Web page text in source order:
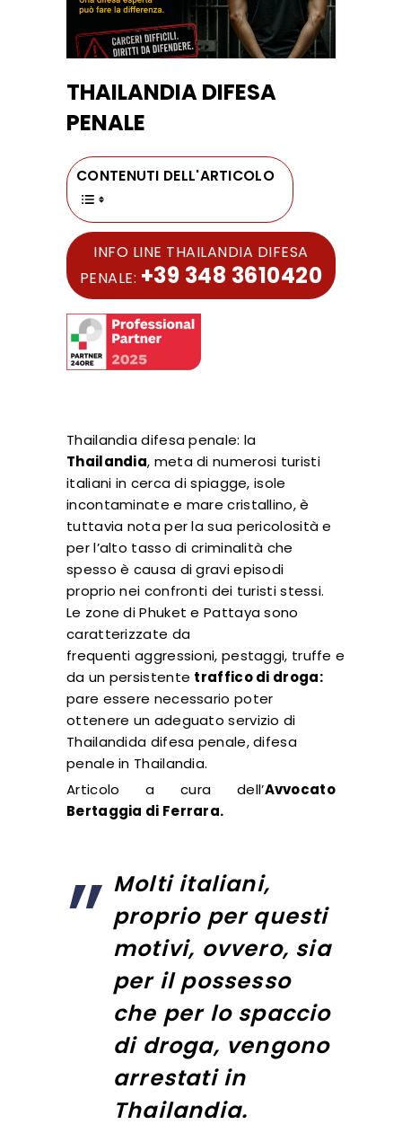
THAILANDIA DIFESA
PENALE
CONTENUTI DELL'ARTICOLO
INFO LINE THAILANDIA DIFESA
PENALE: +39 348 3610420
Thailandia difesa penale: la
Thailandia, meta di numerosi turisti
italiani in cerca di spiagge, isole
incontaminate e mare cristallino, è
tuttavia nota per la sua pericolosità e
per l’alto tasso di criminalità che
spesso è causa di gravi episodi
proprio nei confronti dei turisti stessi.
Le zone di Phuket e Pattaya sono
caratterizzate da
frequenti aggressioni, pestaggi, truffe e
da un persistente traffico di droga:
pare essere necessario poter
ottenere un adeguato servizio di
Thailandida difesa penale, difesa
penale in Thailandia.
Articolo a cura dell’Avvocato
Bertaggia di Ferrara.
Molti italiani,
proprio per questi
motivi, ovvero, sia
per il possesso
che per lo spaccio
di droga, vengono
arrestati in
Thailandia.